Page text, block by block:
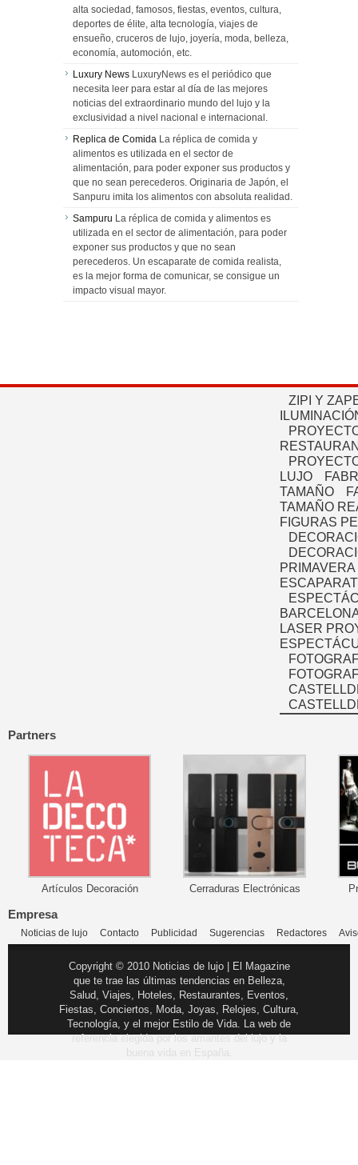
alta sociedad, famosos, fiestas, eventos, cultura,
deportes de élite, alta tecnología, viajes de
ensueño, cruceros de lujo, joyería, moda, belleza,
economía, automoción, etc.
Luxury News LuxuryNews es el periódico que
necesita leer para estar al día de las mejores
noticias del extraordinario mundo del lujo y la
exclusividad a nivel nacional e internacional.
Replica de Comida La réplica de comida y
alimentos es utilizada en el sector de
alimentación, para poder exponer sus productos y
que no sean perecederos. Originaria de Japón, el
Sanpuru imita los alimentos con absoluta realidad.
Sampuru La réplica de comida y alimentos es
utilizada en el sector de alimentación, para poder
exponer sus productos y que no sean
perecederos. Un escaparate de comida realista,
es la mejor forma de comunicar, se consigue un
impacto visual mayor.
ZIPI Y
LUJO
TAMAÑO
TAMAÑO
FIGURAS
PRIMAVERA
LASER
Partners
Artículos Decoración Cerraduras Electrónicas
Empresa
Noticias de lujo Contacto Publicidad Sugerencias Redactores
Copyright © 2010 Noticias de lujo | El Magazine
que te trae las últimas tendencias en Belleza,
Salud, Viajes, Hoteles, Restaurantes, Eventos,
Fiestas, Conciertos, Moda, Joyas, Relojes, Cultura,
Tecnología, y el mejor Estilo de Vida. La web de
referencia elegida por los amantes del lujo y la